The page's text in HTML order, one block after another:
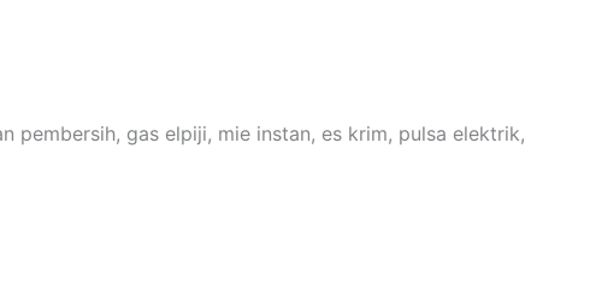
pembersih, gas elpiji, mie instan, es krim, pulsa elektrik,